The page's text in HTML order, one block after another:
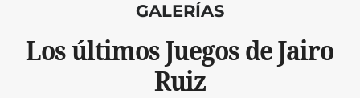
GALERÍAS
Los últimos Juegos de Jairo
Ruiz